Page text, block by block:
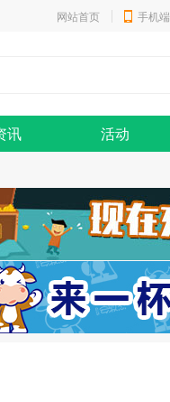
网站首页 手机端
讯 活动